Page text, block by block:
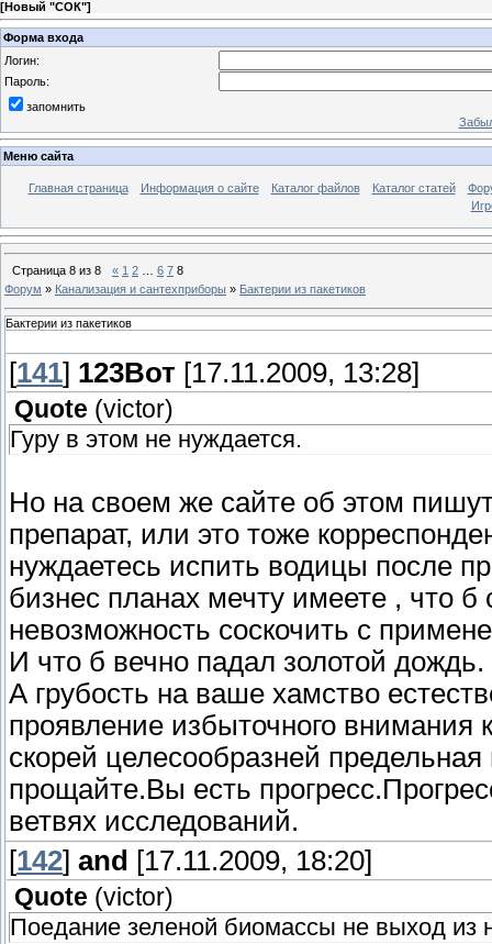
[Новый "СОК"]
Форма входа
Логин:
Пароль:
запомнить
Меню сайта
Главная страница Информация о сайте Каталог файлов Каталог статей
Страница 8 из 8 « 1 2 6 7 8
Форум » Канализация и сантехприборы » Бактерии из пакетиков
Бактерии из пакетиков
[141] 123Вот [17.11.2009, 13:28]
Quote (victor)
Гуру в этом не нуждается.
Но на своем же сайте об этом
препарат, или это тоже
нуждаетесь испить водицы после
бизнес планах мечту имеете , что
невозможность соскочить с
И что б вечно падал золотой дождь.
А грубость на ваше хамство
проявление избыточного
скорей целесообразней
прощайте.Вы есть
ветвях исследований.
[142] and [17.11.2009, 18:20]
Quote (victor)
Поедание зеленой биомассы не выход из